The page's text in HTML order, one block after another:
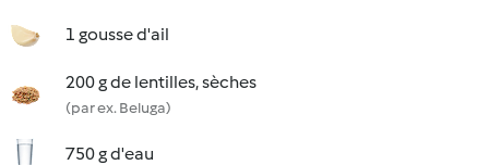
1 gousse d'ail
200 g de lentilles, sèches
(par ex. Beluga)
750 g d'eau